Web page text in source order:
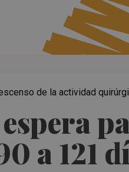
a 121
de la actividad